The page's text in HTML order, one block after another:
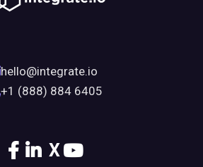
hello@integrate.io
+1 (888) 884 6405
X